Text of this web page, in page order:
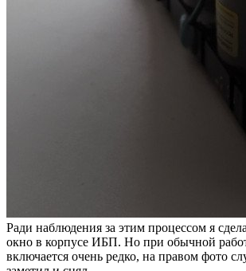
Ради наблюдения за этим процессом я
окно в корпусе ИБП. Но при обычной
включается очень редко, на правом фото